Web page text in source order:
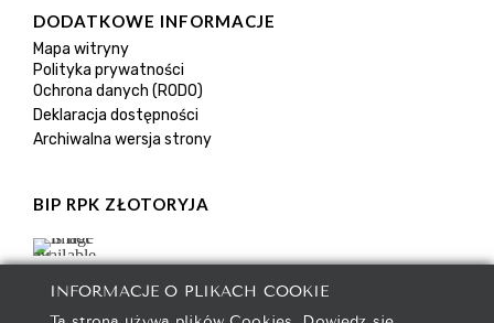
DODATKOWE INFORMACJE
Mapa witryny
Polityka prywatności
Ochrona danych (RODO)
Deklaracja dostępności
Archiwalna wersja strony
BIP RPK ZŁOTORYJA
INFORMACJE O PLIKACH COOKIE